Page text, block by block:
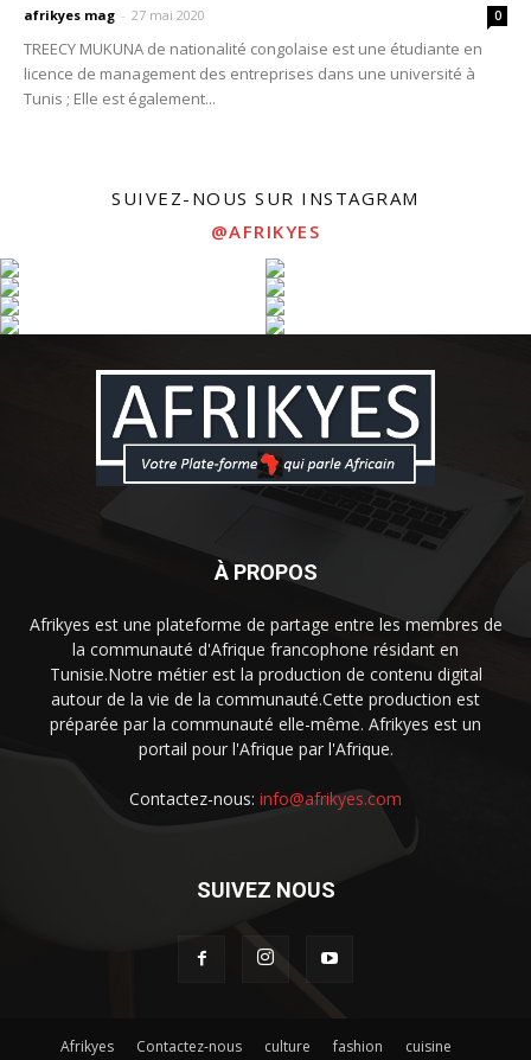
afrikyes mag - 27 mai 2020 0
TREECY MUKUNA de nationalité congolaise est une étudiante en
licence de management des entreprises dans une université à
Tunis ; Elle est également...
SUIVEZ-NOUS SUR INSTAGRAM
@AFRIKYES
À PROPOS
Afrikyes est une plateforme de partage entre les membres de
la communauté d'Afrique francophone résidant en
Tunisie.Notre métier est la production de contenu digital
autour de la vie de la communauté.Cette production est
préparée par la communauté elle-même. Afrikyes est un
portail pour l'Afrique par l'Afrique.
Contactez-nous: info@afrikyes.com
SUIVEZ NOUS
Afrikyes Contactez-nous culture fashion cuisine